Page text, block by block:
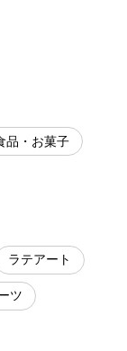
品・お菓子
ラテアート
ツ